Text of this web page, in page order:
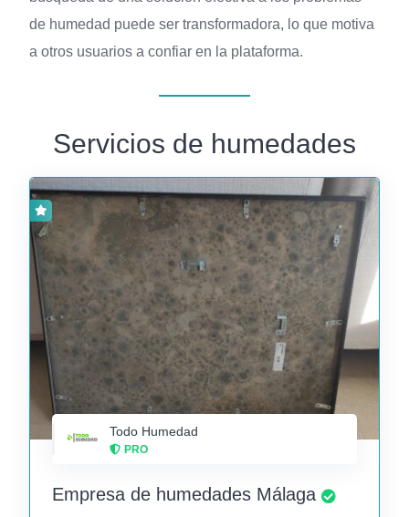
de humedad puede ser transformadora, lo que motiva
a otros usuarios a confiar en la plataforma.
Servicios de humedades
Todo Humedad
PRO
Empresa de humedades Málaga